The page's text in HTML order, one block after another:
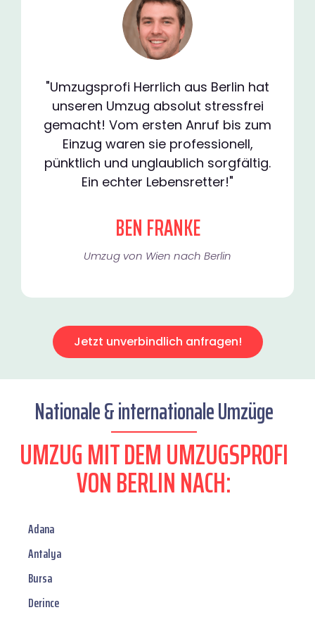
"Umzugsprofi Herrlich aus Berlin hat
unseren Umzug absolut stressfrei
gemacht! Vom ersten Anruf bis zum
Einzug waren sie professionell,
pünktlich und unglaublich sorgfältig.
Ein echter Lebensretter!"
BEN FRANKE
Umzug von Wien nach Berlin
Jetzt unverbindlich anfragen!
Nationale & internationale Umzüge
UMZUG MIT DEM UMZUGSPROFI
VON BERLIN NACH:
Adana
Antalya
Bursa
Derince